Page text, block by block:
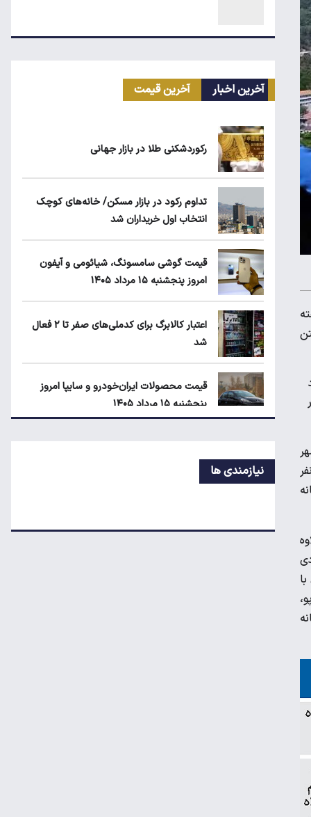
هر نفر
آن با
قیمت دلار، طلا و سکه امروز چهارشنبه ۱۴
تا پاییز
ماجرای واریز ۳ میلیون تومانی سود سهام
عدالت چیست؟
زمان شارژ کالابرگ با رقم آخر کد ملی صفر تا
۲
مرداد ۱۴۰۵
نگاه دلار به هرمز
آخرین اخبار آخرین قیمت
رکوردشکنی طلا در بازار جهانی
تداوم رکود در بازار مسکن/ خانه‌های کوچک
انتخاب اول خریداران شد
قیمت گوشی سامسونگ، شیائومی و آیفون
امروز پنجشنبه ۱۵ مرداد ۱۴۰۵
اعتبار کالابرگ برای کدملی‌های صفر تا ۲ فعال
شد
قیمت محصولات ایران‌خودرو و سایپا امروز
پنجشنبه ۱۵ مرداد ۱۴۰۵
قیمت جدید بنزین سوپر
۱۴۰۵
نیازمندی ها